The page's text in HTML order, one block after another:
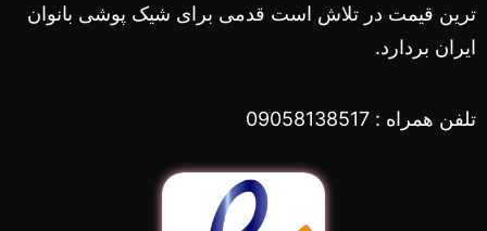
ترین قیمت در تلاش است قدمی برای شیک پوشی بانوان
ایران بردارد.
تلفن همراه : 09058138517